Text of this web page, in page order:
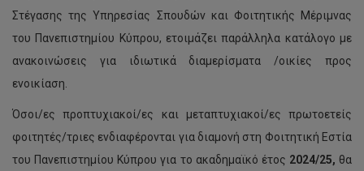
Στέγασης της Υπηρεσίας Σπουδών και Φοιτητικής Μέριμνας
του Πανεπιστημίου Κύπρου, ετοιμάζει παράλληλα κατάλογο με
ανακοινώσεις για ιδιωτικά διαμερίσματα /οικίες προς
ενοικίαση.
Όσοι/ες προπτυχιακοί/ες και μεταπτυχιακοί/ες πρωτοετείς
φοιτητές/τριες ενδιαφέρονται για διαμονή στη Φοιτητική Εστία
του Πανεπιστημίου Κύπρου για το ακαδημαϊκό έτος 2024/25, θα